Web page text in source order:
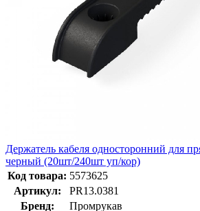
Держатель кабеля односторонний для
черный (20шт/240шт уп/кор)
Код товара: 5573625
Артикул:
PR13.0381
Бренд:
Промрукав